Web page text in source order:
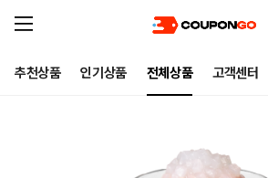
추천상품 인기상품 전체상품 고객센터